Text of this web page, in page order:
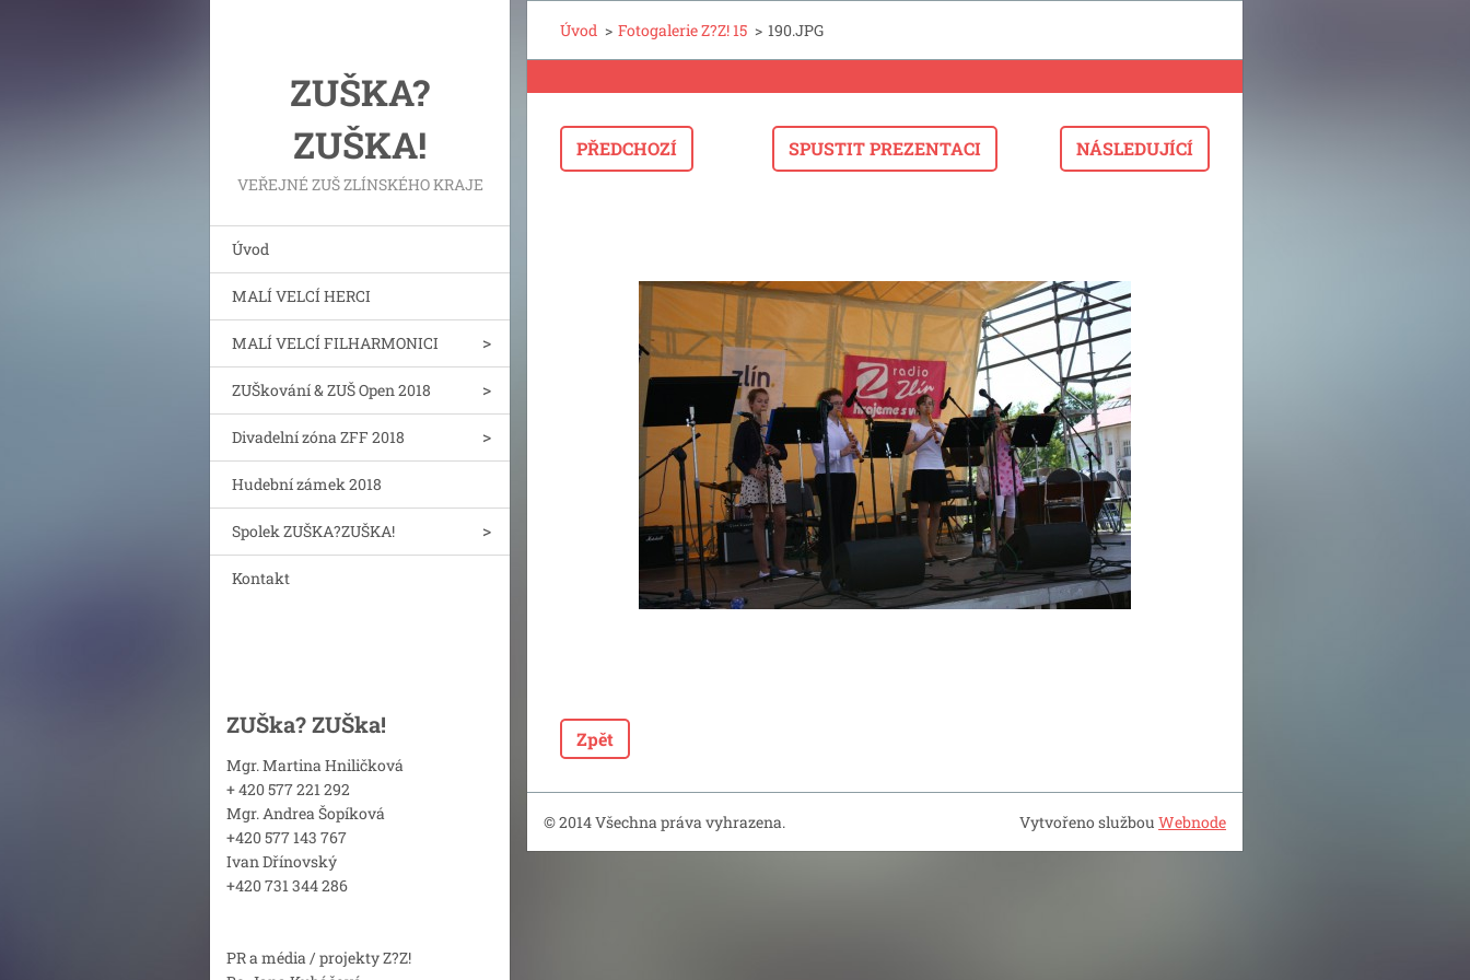
ZUŠKA?
ZUŠKA!
VEŘEJNÉ ZUŠ ZLÍNSKÉHO KRAJE
Úvod
MALÍ VELCÍ HERCI
MALÍ VELCÍ FILHARMONICI
ZUŠkování & ZUŠ Open 2018
Divadelní zóna ZFF 2018
Hudební zámek 2018
Spolek ZUŠKA?ZUŠKA!
Kontakt
ZUŠka? ZUŠka!
Mgr. Martina Hniličková
+ 420 577 221 292
Mgr. Andrea Šopíková
+420 577 143 767
Ivan Dřínovský
+420 731 344 286
PR a média / projekty Z?Z!
Úvod > Fotogalerie Z?Z! 15 > 190.JPG
PŘEDCHOZÍ SPUSTIT PREZENTACI NÁSLEDUJÍCÍ
Zpět
© 2014 Všechna práva vyhrazena. Vytvořeno službouWebnode